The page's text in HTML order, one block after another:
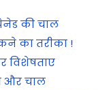
की चाल
का तरीका !
विशेषताए
और चाल